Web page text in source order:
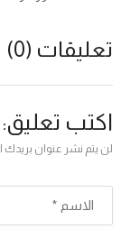
تعليقات (0)
اكتب تعليق:
لن يتم نشر عنوان بريدك